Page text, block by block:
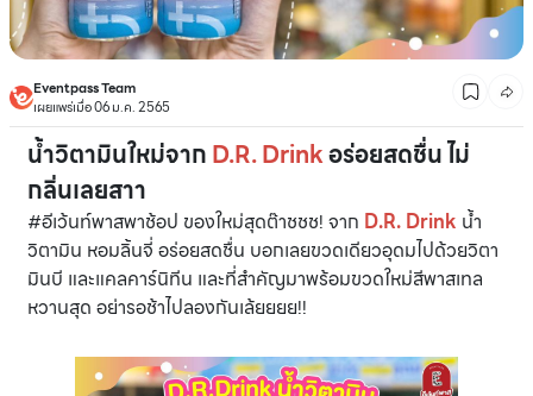
Eventpass Team
เผยแพร่เมื่อ 06 ม.ค. 2565
น้ำวิตามินใหม่จากD.R. Drinkอร่อยสดชื่น ไม่
กลิ่นเลยสาา
#อีเว้นท์พาสพาช้อป ของใหม่สุดต๊าชชช! จาก D.R. Drink น้ำ
วิตามิน หอมลิ้นจี่ อร่อยสดชื่น บอกเลยขวดเดียวอุดมไปด้วยวิตา
มินบี และแคลคาร์นิทีน และที่สำคัญมาพร้อมขวดใหม่สีพาสเทล
หวานสุด อย่ารอช้าไปลองกันเล้ยยยย!!